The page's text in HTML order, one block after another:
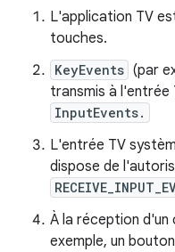
L'application TV
touches.
KeyEvents (par
transmis à l'entrée
InputEvents.
L'entrée TV
dispose de
À la réception
exemple, un